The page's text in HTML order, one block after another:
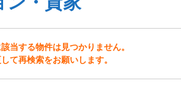
当する物件は見つかりません。
て再検索をお願いします。